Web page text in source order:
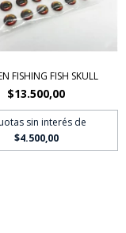
FISHING FISH SKULL
$13.500,00
sin interés de
$4.500,00